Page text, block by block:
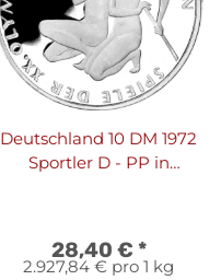
Deutschland 10 DM 1972
Sportler D - PP in
28,40 € *
2.927,84 € pro 1 kg